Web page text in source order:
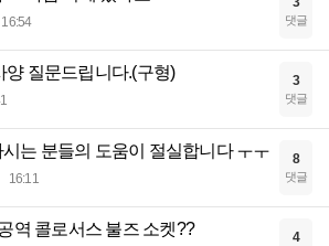
16:54 댓글
양 질문드립니다.(구형) 3
댓글
는 분들의 도움이 절실합니다 ㅜㅜ
16:11
8
댓글
역 콜로서스 불즈 소켓?? 4